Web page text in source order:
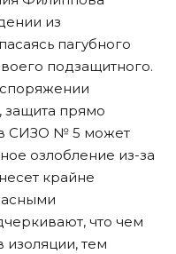
из
пагубного
подзащитного.
прямо
в СИЗО № 5 может
озлобление из-за
крайне
что чем
изоляции, тем